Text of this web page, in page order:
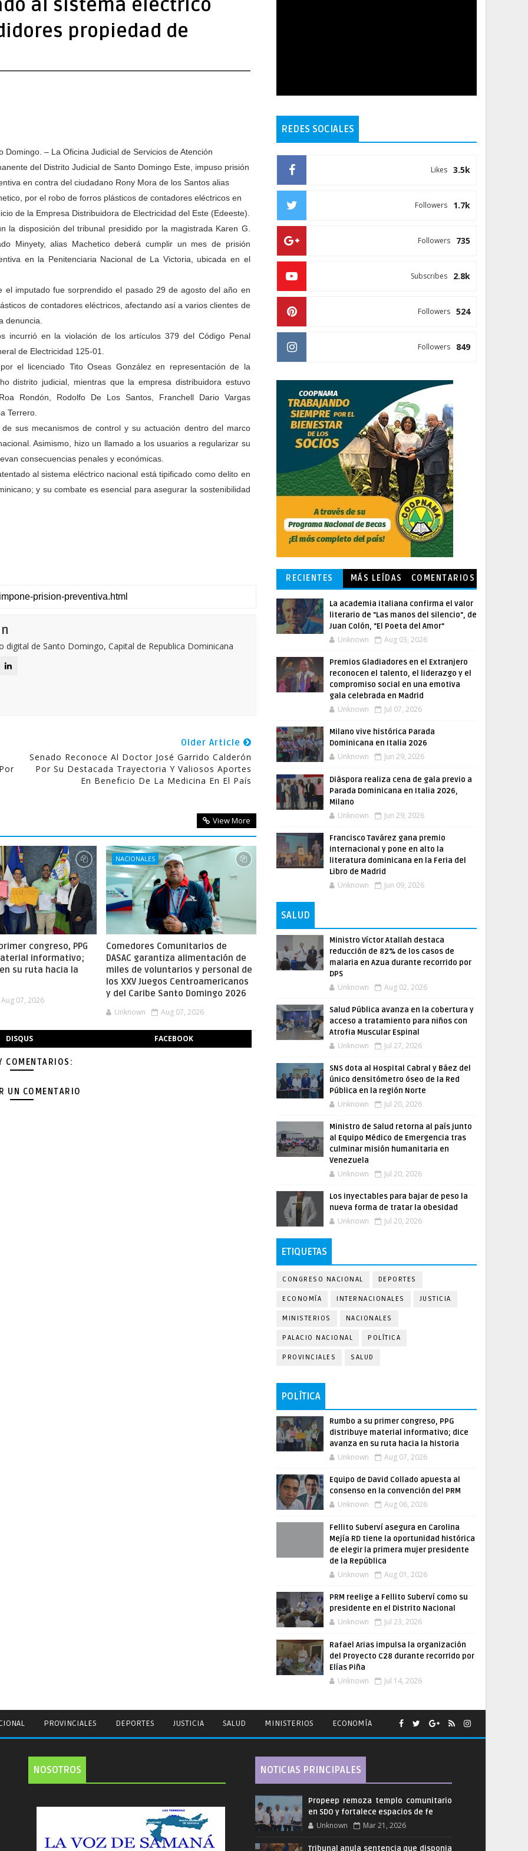
al sistema eléctrico
propiedad de
Domingo. – La Oficina Judicial de Servicios de Atención
del Distrito Judicial de Santo Domingo Este, impuso prisión
en contra del ciudadano Rony Mora de los Santos alias
por el robo de forros plásticos de contadores eléctricos en
de la Empresa Distribuidora de Electricidad del Este (Edeeste).
la disposición del tribunal presidido por la magistrada Karen G.
Minyety, alias Machetico deberá cumplir un mes de prisión
en la Penitenciaria Nacional de La Victoria, ubicada en el
imputado fue sorprendido el pasado 29 de agosto del año en
de contadores eléctricos, afectando así a varios clientes de
denuncia.
incurrió en la violación de los artículos 379 del Código Penal
de Electricidad 125-01.
el licenciado Tito Oseas González en representación de la
distrito judicial, mientras que la empresa distribuidora estuvo
Rondón, Rodolfo De Los Santos, Franchell Dario Vargas
Terrero.
sus mecanismos de control y su actuación dentro del marco
Asimismo, hizo un llamado a los usuarios a regularizar su
consecuencias penales y económicas.
al sistema eléctrico nacional está tipificado como delito en
y su combate es esencial para asegurar la sostenibilidad
digital de Santo Domingo, Capital de Republica Dominicana
Older Article
Senado Reconoce Al Doctor José Garrido Calderón
Por Su Destacada Trayectoria Y Valiosos Aportes
En Beneficio De La Medicina En El País
View More
congreso, PPG
informativo;
su ruta hacia la
Aug 07, 2026
NACIONALES
Comedores Comunitarios de
DASAC garantiza alimentación de
miles de voluntarios y personal de
los XXV Juegos Centroamericanos
y del Caribe Santo Domingo 2026
Unknown Aug 07, 2026
DISQUS FACEBOOK
COMENTARIOS:
UN COMENTARIO
REDES SOCIALES
3.5k
Likes
1.7k
Followers
735
Followers
2.8k
Subscribes
524
Followers
849
Followers
RECIENTES MÁS LEÍDAS COMENTARIOS
La academia italiana confirma el valor
literario de "Las manos del silencio", de
Juan Colón, "El Poeta del Amor"
Unknown Aug 03, 2026
Premios Gladiadores en el Extranjero
reconocen el talento, el liderazgo y el
compromiso social en una emotiva
gala celebrada en Madrid
Unknown Jul 07, 2026
Milano vive histórica Parada
Dominicana en Italia 2026
Unknown Jun 29, 2026
Diáspora realiza cena de gala previo a
Parada Dominicana en Italia 2026,
Milano
Unknown Jun 29, 2026
Francisco Tavárez gana premio
internacional y pone en alto la
literatura dominicana en la Feria del
Libro de Madrid
Unknown Jun 09, 2026
SALUD
Ministro Víctor Atallah destaca
reducción de 82% de los casos de
malaria en Azua durante recorrido por
DPS
Unknown Aug 02, 2026
Salud Pública avanza en la cobertura y
acceso a tratamiento para niños con
Atrofia Muscular Espinal
Unknown Jul 27, 2026
SNS dota al Hospital Cabral y Báez del
único densitómetro óseo de la Red
Pública en la región Norte
Unknown Jul 20, 2026
Ministro de Salud retorna al país junto
al Equipo Médico de Emergencia tras
culminar misión humanitaria en
Venezuela
Unknown Jul 20, 2026
Los inyectables para bajar de peso la
nueva forma de tratar la obesidad
Unknown Jul 20, 2026
ETIQUETAS
CONGRESO NACIONAL DEPORTES
ECONOMÍA INTERNACIONALES JUSTICIA
MINISTERIOS NACIONALES
PALACIO NACIONAL POLÍTICA
PROVINCIALES SALUD
POLÍTICA
Rumbo a su primer congreso, PPG
distribuye material informativo; dice
avanza en su ruta hacia la historia
Unknown Aug 07, 2026
Equipo de David Collado apuesta al
consenso en la convención del PRM
Unknown Aug 06, 2026
Fellito Suberví asegura en Carolina
Mejía RD tiene la oportunidad histórica
de elegir la primera mujer presidente
de la República
Unknown Aug 01, 2026
PRM reelige a Fellito Suberví como su
presidente en el Distrito Nacional
Unknown Jul 23, 2026
Rafael Arias impulsa la organización
del Proyecto C28 durante recorrido por
Elías Piña
Unknown Jul 14, 2026
PROVINCIALES DEPORTES JUSTICIA SALUD MINISTERIOS ECONOMÍA
NOSOTROS NOTICIAS PRINCIPALES
Propeep remoza templo comunitario
en SDO y fortalece espacios de fe
Unknown Mar 21, 2026
Tribunal anula sentencia que disponia